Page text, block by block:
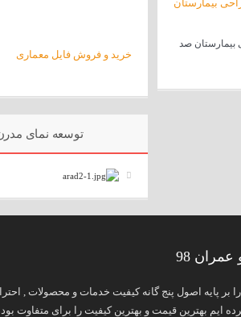
صد
خرید و فروش فایل معماری
توسعه نمای مدرن
98
را بر پایه اصول پنج گانه کیفیت خدمات و محصولات ,
بهترین قیمت و بهترین کیفیت را برای متفاوت